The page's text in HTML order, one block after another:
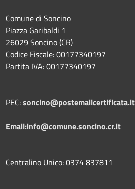
Comune di Soncino
Piazza Garibaldi 1
26029 Soncino (CR)
Codice Fiscale: 00177340197
Partita IVA: 00177340197
PEC:soncino@postemailcertificata.it
Email:info@comune.soncino.cr.it
Centralino Unico: 0374 837811